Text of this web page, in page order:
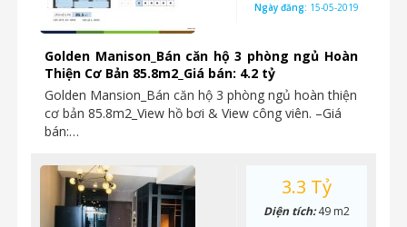
Golden Manison_Bán căn hộ 3 phòng ngủ Hoàn
Thiện Cơ Bản 85.8m2_Giá bán: 4.2 tỷ
Golden Mansion_Bán căn hộ 3 phòng ngủ hoàn thiện
cơ bản 85.8m2_View hồ bơi & View công viên. –Giá
bán:…
Ngày đăng: 15-05-2019
3.3 Tỷ
Diện tích:49 m2